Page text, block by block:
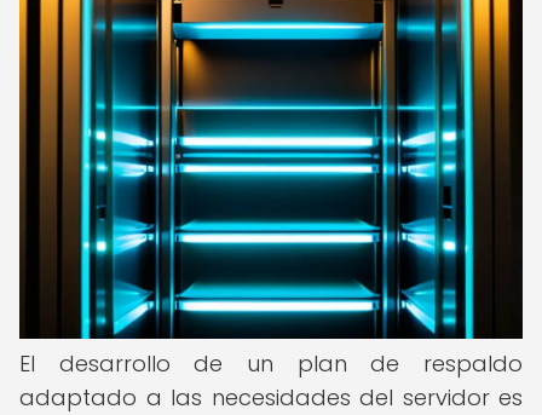
El desarrollo de un plan de respaldo
adaptado a las necesidades del servidor es